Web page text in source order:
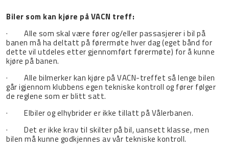
Biler som kan kjøre på VACN treff:
· Alle som skal være fører og/eller passasjerer i bil på
banen må ha deltatt på førermøte hver dag (eget bånd for
dette vil utdeles etter gjennomført førermøte) for å kunne
kjøre på banen.
· Alle bilmerker kan kjøre på VACN-treffet så lenge bilen
går igjennom klubbens egen tekniske kontroll og fører følger
de reglene som er blitt satt.
· Elbiler og elhybrider er ikke tillatt på Vålerbanen.
· Det er ikke krav til skilter på bil, uansett klasse, men
bilen må kunne godkjennes av vår tekniske kontroll.